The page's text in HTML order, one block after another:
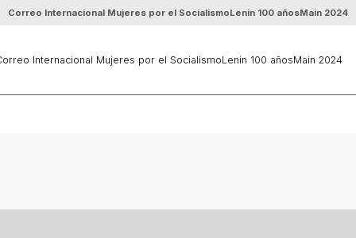
Correo Internacional Mujeres por el SocialismoLenin 100 añosMain 2024
Internacional Mujeres por el SocialismoLenin 100 añosMain 2024